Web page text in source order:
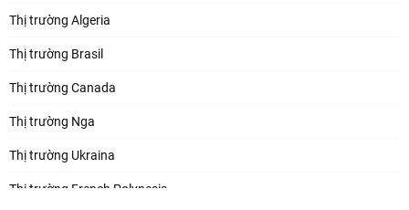
Thị trường Algeria
Thị trường Brasil
Thị trường Canada
Thị trường Nga
Thị trường Ukraina
Thị trường French Polynesia